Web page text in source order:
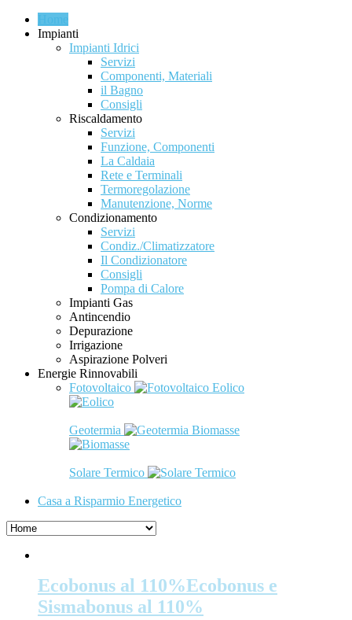
Impianti
Impianti Idrici
Servizi
Componenti, Materiali
il Bagno
Consigli
Riscaldamento
Servizi
Funzione, Componenti
La Caldaia
Rete e Terminali
Termoregolazione
Manutenzione, Norme
Condizionamento
Servizi
Condiz./Climatizzatore
Il Condizionatore
Consigli
Pompa di Calore
Impianti Gas
Antincendio
Depurazione
Irrigazione
Aspirazione Polveri
Energie Rinnovabili
Fotovoltaico
Eolico
Geotermia Biomasse
Solare Termico
Casa a Risparmio Energetico
Ecobonus al 110%Ecobonus e
Sismabonus al 110%